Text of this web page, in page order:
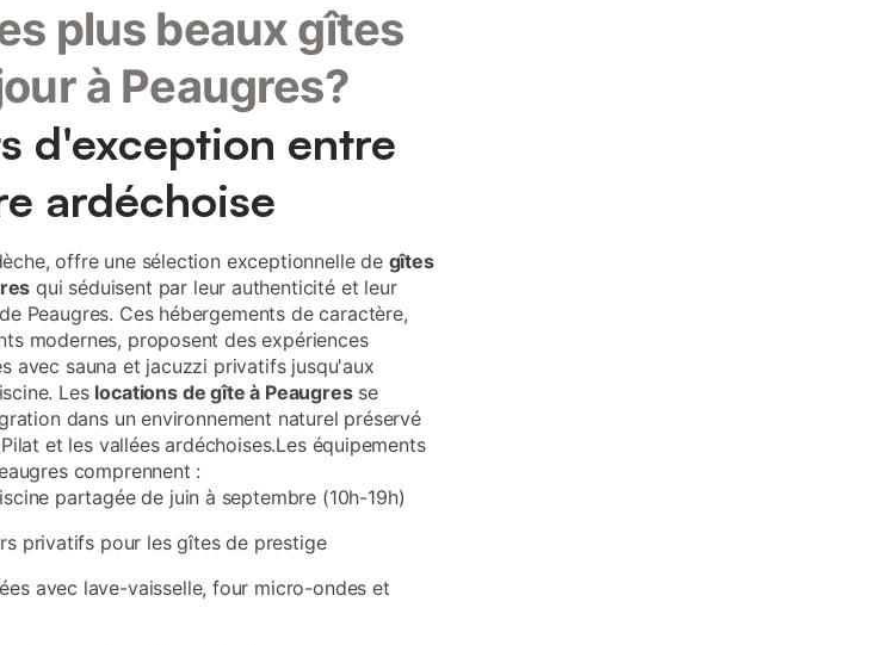
plus beaux gîtes
à Peaugres?
d'exception entre
ardéchoise
offre une sélection exceptionnelle de gîtes
qui séduisent par leur authenticité et leur
Peaugres. Ces hébergements de caractère,
modernes, proposent des expériences
avec sauna et jacuzzi privatifs jusqu'aux
Les locations de gîte à Peaugresse
dans un environnement naturel préservé
et les vallées ardéchoises.Les équipements
comprennent :
partagée de juin à septembre (10h-19h)
privatifs pour les gîtes de prestige
avec lave-vaisselle, four micro-ondes et